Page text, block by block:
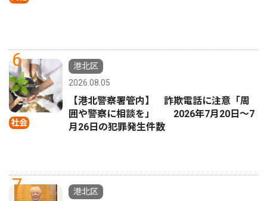
6
社会
港北区
2026.08.05
【港北警察署管内】 詐欺電話に注意「周
囲や警察に相談を」 2026年7月20日〜7
月26日の犯罪発生件数
7
港北区